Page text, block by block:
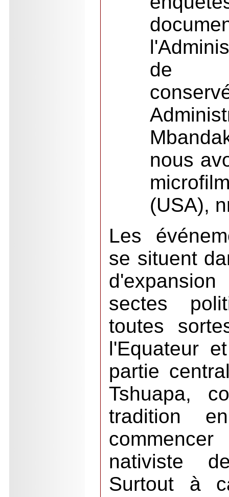
de
nous
(USA),
Les
se situent
sectes
toutes
l'Equateur
partie
Tshuapa,
tradition
nativiste
Surtout à